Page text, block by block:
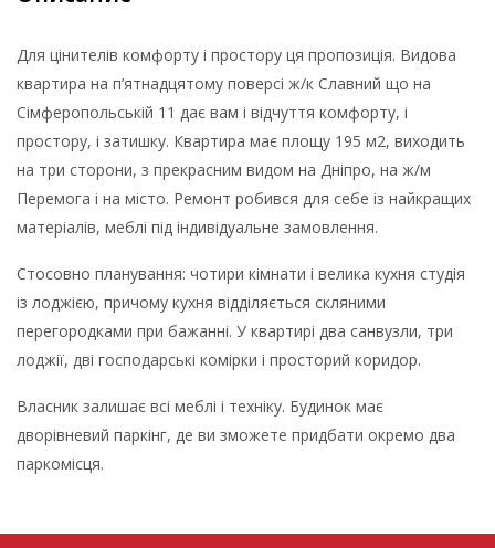
Для цінителів комфорту і простору ця пропозиція. Видова
квартира на п’ятнадцятому поверсі ж/к Славний що на
Сімферопольській 11 дає вам і відчуття комфорту, і
простору, і затишку. Квартира має площу 195 м2, виходить
на три сторони, з прекрасним видом на Дніпро, на ж/м
Перемога і на місто. Ремонт робився для себе із найкращих
матеріалів, меблі під індивідуальне замовлення.
Стосовно планування: чотири кімнати і велика кухня студія
із лоджією, причому кухня відділяється скляними
перегородками при бажанні. У квартирі два санвузли, три
лоджії, дві господарські комірки і просторий коридор.
Власник залишає всі меблі і техніку. Будинок має
дворівневий паркінг, де ви зможете придбати окремо два
паркомісця.